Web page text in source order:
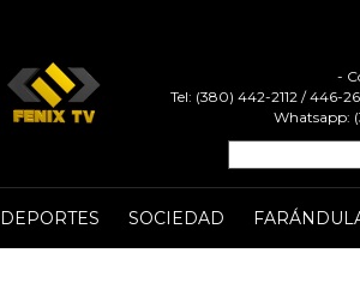
-
Tel: (380) 442-2112 / 446-
Whatsapp:
DEPORTES SOCIEDAD